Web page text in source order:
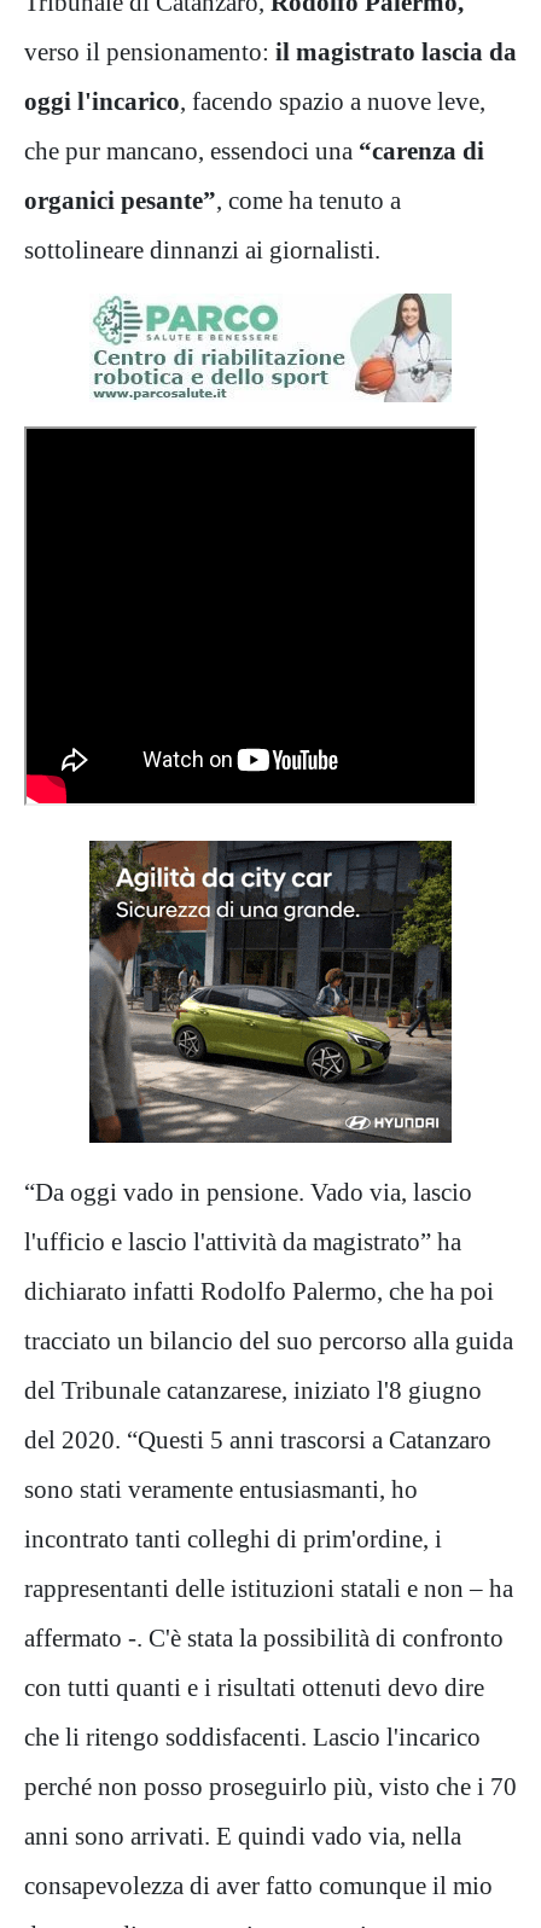
verso il pensionamento: il magistrato lascia da
oggi l'incarico, facendo spazio a nuove leve,
che pur mancano, essendoci una “carenza di
organici pesante”, come ha tenuto a
sottolineare dinnanzi ai giornalisti.
“Da oggi vado in pensione. Vado via, lascio
l'ufficio e lascio l'attività da magistrato” ha
dichiarato infatti Rodolfo Palermo, che ha poi
tracciato un bilancio del suo percorso alla guida
del Tribunale catanzarese, iniziato l'8 giugno
del 2020. “Questi 5 anni trascorsi a Catanzaro
sono stati veramente entusiasmanti, ho
incontrato tanti colleghi di prim'ordine, i
rappresentanti delle istituzioni statali e non – ha
affermato -. C'è stata la possibilità di confronto
con tutti quanti e i risultati ottenuti devo dire
che li ritengo soddisfacenti. Lascio l'incarico
perché non posso proseguirlo più, visto che i 70
anni sono arrivati. E quindi vado via, nella
consapevolezza di aver fatto comunque il mio